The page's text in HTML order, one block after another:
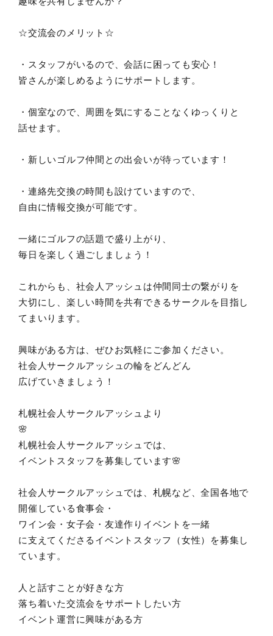
☆交流会のメリット☆
・スタッフがいるので、会話に困っても安心！
皆さんが楽しめるようにサポートします。
・個室なので、周囲を気にすることなくゆっくりと
話せます。
・新しいゴルフ仲間との出会いが待っています！
・連絡先交換の時間も設けていますので、
自由に情報交換が可能です。
一緒にゴルフの話題で盛り上がり、
毎日を楽しく過ごしましょう！
これからも、社会人アッシュは仲間同士の繋がりを
大切にし、楽しい時間を共有できるサークルを目指し
てまいります。
興味がある方は、ぜひお気軽にご参加ください。
社会人サークルアッシュの輪をどんどん
広げていきましょう！
札幌社会人サークルアッシュより
🌸
札幌社会人サークルアッシュでは、
イベントスタッフを募集しています🌸
社会人サークルアッシュでは、札幌など、全国各地で
開催している食事会・
ワイン会・女子会・友達作りイベントを一緒
に支えてくださるイベントスタッフ（女性）を募集し
ています。
人と話すことが好きな方
落ち着いた交流会をサポートしたい方
イベント運営に興味がある方